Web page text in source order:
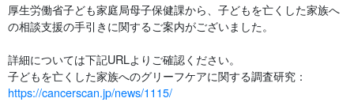
厚生労働省子ども家庭局母子保健課から、子どもを亡くした家族へ
の相談支援の手引きに関するご案内がございました。
詳細については下記URLよりご確認ください。
子どもを亡くした家族へのグリーフケアに関する調査研究：
https://cancerscan.jp/news/1115/